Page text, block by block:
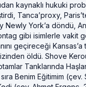
kaynaklı hukuki
Tanca’proxy,
Newly York’a döndü,
gibi isimlerle vakit
geçireceği Kansas’a
öldü. Shove
Tanklarında
Benim Eğitimim